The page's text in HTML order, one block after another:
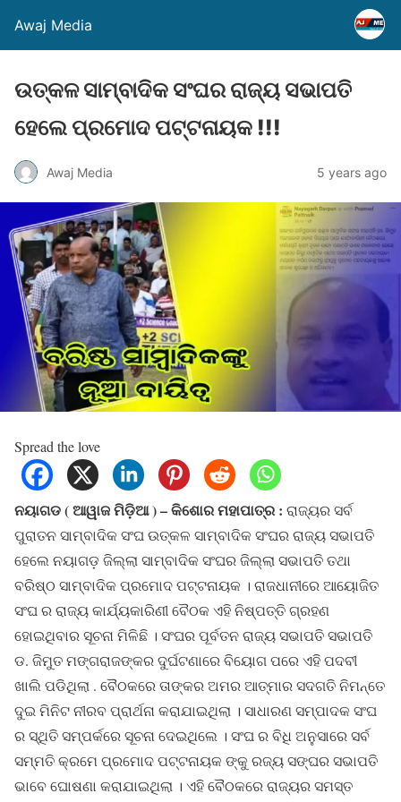
Awaj Media
ଉତ୍କଳ ସାମ୍ବାଦିକ ସଂଘର ରାଜ୍ୟ ସଭାପତି
ହେଲେ ପ୍ରମୋଦ ପଟ୍ଟନାୟକ !!!
Awaj Media 5 years ago
Spread the love
ନୟାଗଡ ( ଆୱାଜ ମିଡ଼ିଆ ) – କିଶୋର ମହାପାତ୍ର : ରାଜ୍ୟର ସର୍ବ
ପୁରାତନ ସାମ୍ବାଦିକ ସଂଘ ଉତ୍କଳ ସାମ୍ବାଦିକ ସଂଘର ରାଜ୍ୟ ସଭାପତି
ହେଲେ ନୟାଗଡ଼ ଜିଲ୍ଲା ସାମ୍ବାଦିକ ସଂଘର ଜିଲ୍ଲା ସଭାପତି ତଥା
ବରିଷ୍ଠ ସାମ୍ବାଦିକ ପ୍ରମୋଦ ପଟ୍ଟନାୟକ । ରାଜଧାନୀରେ ଆୟୋଜିତ
ସଂଘ ର ରାଜ୍ୟ କାର୍ଯ୍ୟକାରିଣୀ ବୈଠକ ଏହି ନିଷ୍ପତ୍ତି ଗ୍ରହଣ
ହୋଇଥିବାର ସୂଚନା ମିଳିଛି । ସଂଘର ପୂର୍ବତନ ରାଜ୍ୟ ସଭାପତି ସଭାପତି
ଡ. ଜିମୁତ ମଙ୍ଗରାଜଙ୍କର ଦୁର୍ଘଟଣାରେ ବିୟୋଗ ପରେ ଏହି ପଦବୀ
ଖାଲି ପଡିଥିଲା . ବୈଠକରେ ତାଙ୍କର ଅମର ଆତ୍ମାର ସଦଗତି ନିମନ୍ତେ
ଦୁଇ ମିନିଟ ନୀରବ ପ୍ରାର୍ଥନା କରାଯାଇଥିଲା । ସାଧାରଣ ସମ୍ପାଦକ ସଂଘ
ର ସ୍ଥିତି ସମ୍ପର୍କରେ ସୂଚନା ଦେଇଥିଲେ । ସଂଘ ର ବିଧି ଅନୁସାରେ ସର୍ବ
ସମ୍ମତି କ୍ରମେ ପ୍ରମୋଦ ପଟ୍ଟନାୟକ ଙ୍କୁ ରଜ୍ୟ ସଙ୍ଘର ସଭାପତି
ଭାବେ ଘୋଷଣା କରାଯାଇଥିଲା । ଏହି ବୈଠକରେ ରାଜ୍ୟର ସମସ୍ତ